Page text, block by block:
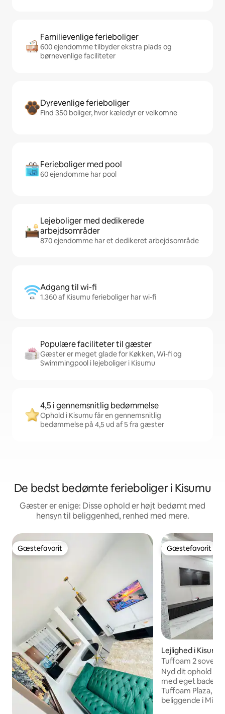
Familievenlige ferieboliger
600 ejendomme tilbyder ekstra plads og
børnevenlige faciliteter
Dyrevenlige ferieboliger
Find 350 boliger, hvor kæledyr er velkomne
Ferieboliger med pool
60 ejendomme har pool
Lejeboliger med dedikerede
arbejdsområder
870 ejendomme har et dedikeret arbejdsområde
Adgang til wi-fi
1.360 af Kisumu ferieboliger har wi-fi
Populære faciliteter til gæster
Gæster er meget glade for Køkken, Wi-fi og
Swimmingpool i lejeboliger i Kisumu
4,5 i gennemsnitlig bedømmelse
Ophold i Kisumu får en gennemsnitlig
bedømmelse på 4,5 ud af 5 fra gæster
De bedst bedømte ferieboliger i Kisumu
Gæster er enige: Disse ophold er højt bedømt med
hensyn til beliggenhed, renhed med mere.
Gæstefavorit
Gæstefavorit Gæstefavorit
Gæstefavorit
Lejlighed i Kisumu
Tuffoam 2
badeværelser,
backupgenerator
Nyd dit ophold i
med eget
Tuffoam Plaza,
beliggende i